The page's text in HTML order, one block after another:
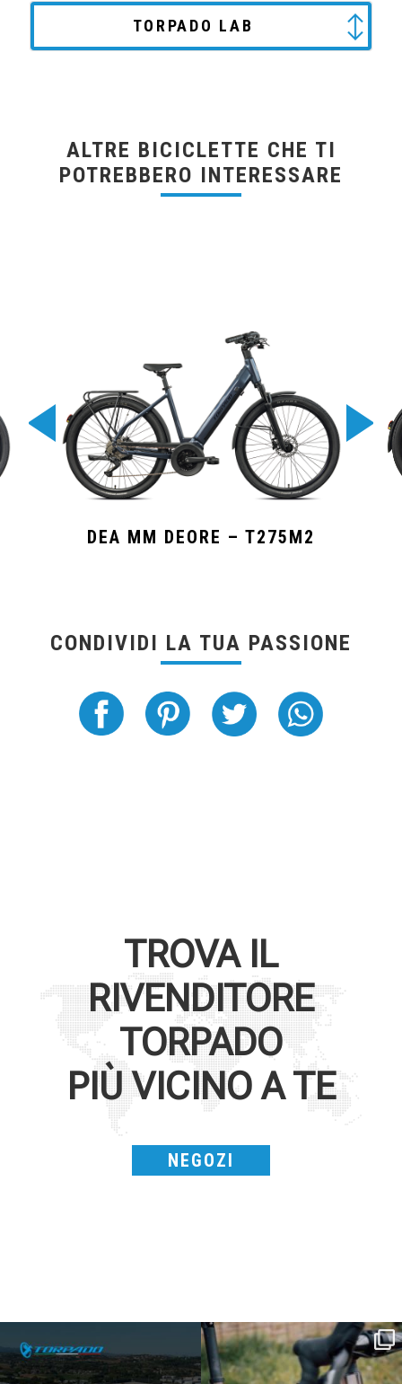
TORPADO LAB
ALTRE BICICLETTE CHE TI
POTREBBERO INTERESSARE
DEA MM DEORE – T275M2
CONDIVIDI LA TUA PASSIONE
TROVA IL
RIVENDITORE
TORPADO
PIÙ VICINO A TE
NEGOZI
IBF sta per...
Kepler R è la gravel pensata per affrontare
lunghe...